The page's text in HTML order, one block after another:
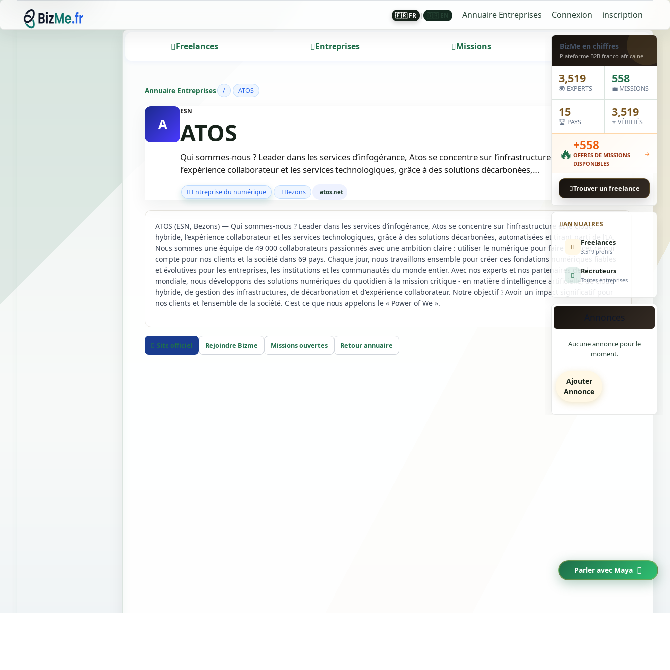
🇫🇷 FR | Annuaire Entreprises Connexion inscription
Freelances Entreprises Missions Wall
Annuaire Entreprises / ATOS
A
ESN
ATOS
Qui sommes-nous ? Leader dans les services d’infogérance, Atos se concentre sur l’infrastructure et le cloud hybride,
l’expérience collaborateur et les services technologiques, grâce à des solutions décarbonées,…
Entreprise du numérique Bezons atos.net
ATOS (ESN, Bezons) — Qui sommes-nous ? Leader dans les services d’infogérance, Atos se concentre sur l’infrastructure et le cloud
hybride, l’expérience collaborateur et les services technologiques, grâce à des solutions décarbonées, automatisées et tirant parti de l’IA.
Nous sommes une équipe de 49 000 collaborateurs passionnés avec une ambition claire : utiliser le numérique pour faire avancer ce qui
compte pour nos clients et la société dans 69 pays. Chaque jour, nous travaillons ensemble pour créer des fondations numériques fiables
et évolutives pour les entreprises, les institutions et les communautés du monde entier. Avec nos experts et nos partenaires de classe
mondiale, nous développons des solutions numériques du quotidien à la mission critique - en matière d'intelligence artificielle, de cloud
hybride, de gestion des infrastructures, de décarbonation et d'expérience collaborateur. Notre objectif ? Avoir un impact significatif pour
nos clients et l’ensemble de la société. C'est ce que nous appelons le « Power of We ».
Site officiel Rejoindre Bizme Missions ouvertes Retour annuaire
BizMe en chiffres
Plateforme B2B franco-africaine
3,519
🌍 EXPERTS
558
💼 MISSIONS
15
🏆 PAYS
3,519
⭐ VÉRIFIÉS
🔥+558
OFFRES DE MISSIONS
DISPONIBLES
→
Trouver un freelance
ANNUAIRES
Freelances
3,519 profils
Recruteurs
Toutes entreprises
Annonces
Aucune annonce pour le
moment.
Ajouter
Annonce
Parler avec Maya